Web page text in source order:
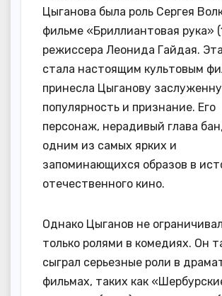
Цыганова была роль Сергея
фильме «Бриллиантовая рука»
режиссера Леонида Гайдая.
стала настоящим культовым
принесла Цыганову
популярность и признание. Его
персонаж, нерадивый глава
одним из самых ярких и
запоминающихся образов в
отечественного кино.
Однако Цыганов не
только ролями в комедиях. Он
сыграл серьезные роли в
фильмах, таких как